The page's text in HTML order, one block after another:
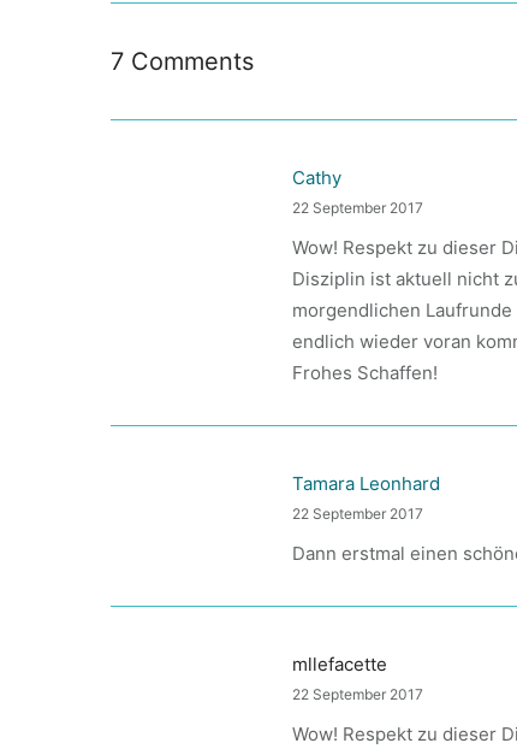
7 Comments
Cathy
22 September 2017
Wow! Respekt zu dieser
Disziplin ist aktuell nicht
morgendlichen
endlich wieder voran
Frohes Schaffen!
Tamara Leonhard
22 September 2017
Dann erstmal einen
mllefacette
22 September 2017
Wow! Respekt zu dieser